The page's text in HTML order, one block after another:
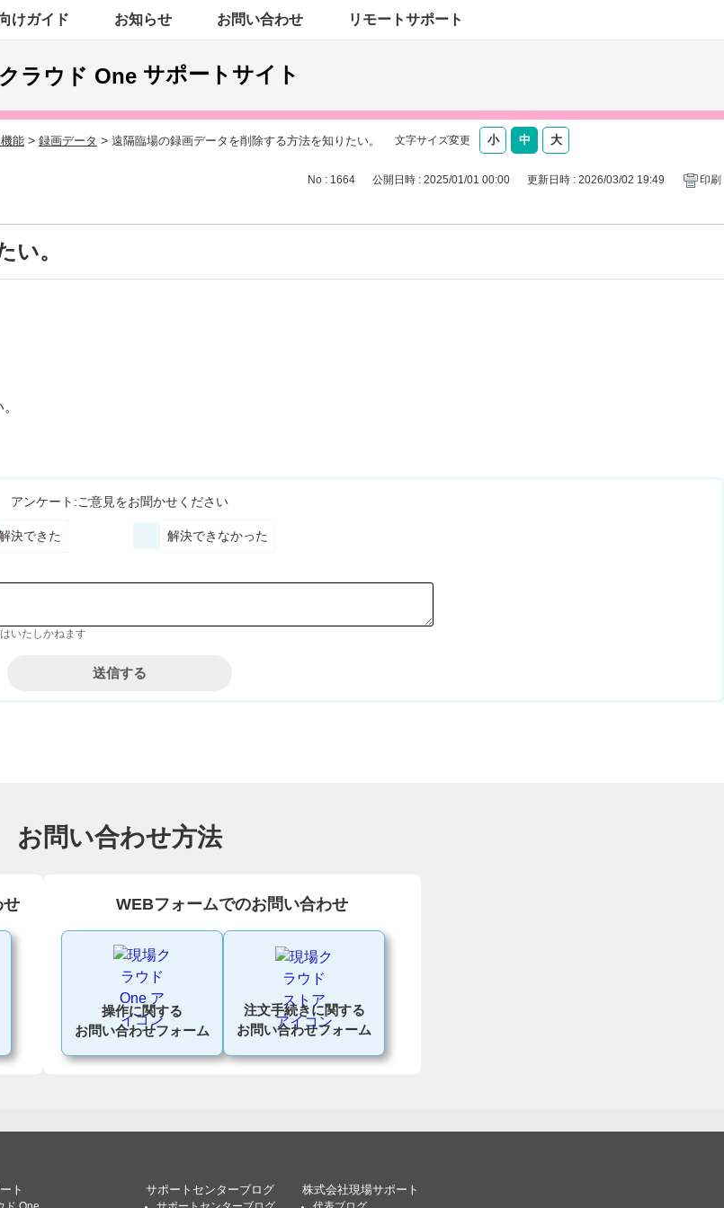
けガイド お知らせ お問い合わせ リモートサポート
サポートサイト
文字サイズ変更
能 > 録画データ > 遠隔臨場の録画データを削除する方法を知りたい。
No : 1664 公開日時 : 2025/01/01 00:00 更新日時 : 2026/03/02 19:49 印刷
い。
アンケート:ご意見をお聞かせください
決できた 解決できなかった
いたしかねます
お問い合わせ方法
せ WEBフォームでのお問い合わせ
操作に関する
お問い合わせフォーム
注文手続きに関する
お問い合わせフォーム
ト サポートセンターブログ 株式会社現場サポート